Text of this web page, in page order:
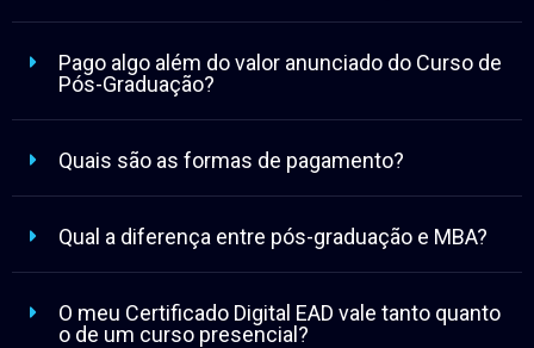
Pago algo além do valor anunciado do Curso de
Pós-Graduação?
Quais são as formas de pagamento?
Qual a diferença entre pós-graduação e MBA?
O meu Certificado Digital EAD vale tanto quanto
o de um curso presencial?